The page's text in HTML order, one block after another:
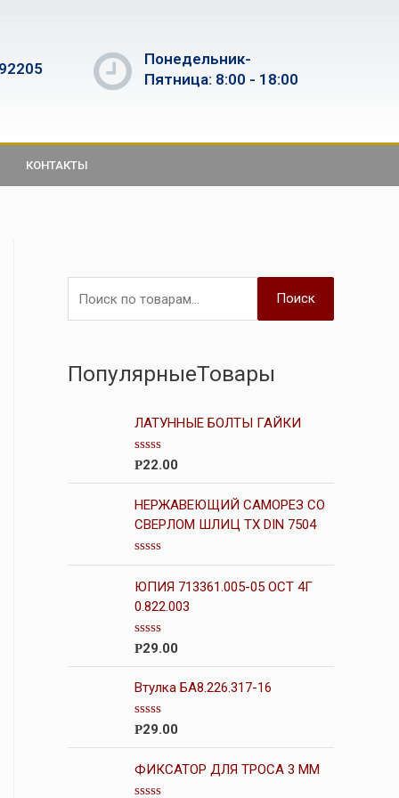
Понедельник-
Пятница: 8:00 - 18:00
КОНТАКТЫ
Поиск
ПопулярныеТовары
ЛАТУННЫЕ БОЛТЫ ГАЙКИ
О
н
к
а
0
з
5
Р22.00
НЕРЖАВЕЮЩИЙ САМОРЕЗ СО
СВЕРЛОМ ШЛИЦ ТХ DIN 7504
О
ц
е
н
а
0
з
5
ЮПИЯ 713361.005-05 ОСТ 4Г
0.822.003
О
н
а
0
5
Р29.00
Втулка БА8.226.317-16
О
н
Р29.00
ФИКСАТОР ДЛЯ ТРОСА 3 ММ